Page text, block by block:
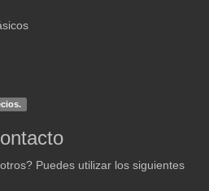
Puedes utilizar los siguientes